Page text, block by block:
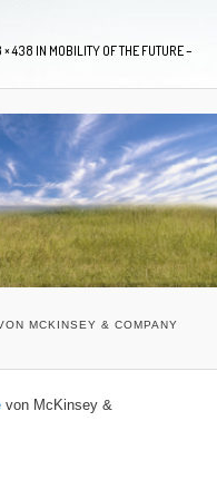
× 438 IN MOBILITY OF THE FUTURE –
MCKINSEY & COMPANY
von McKinsey &